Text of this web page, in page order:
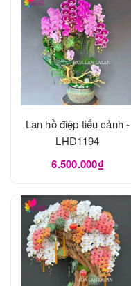
Lan hồ điệp tiểu cảnh -
LHD1194
6.500.000₫